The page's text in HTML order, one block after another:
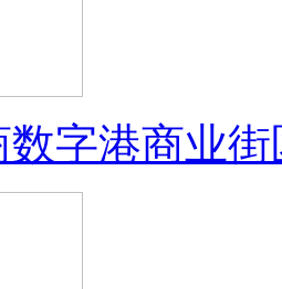
数字港商业